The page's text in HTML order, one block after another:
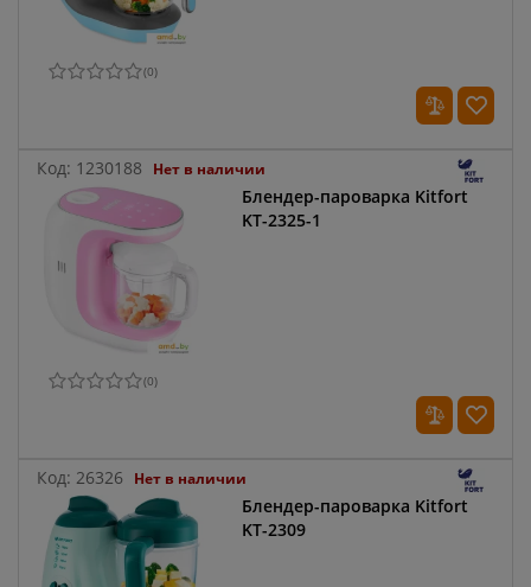
(0)
Код: 1230188 Нет в наличии
Блендер-пароварка Kitfort
KT-2325-1
(0)
Код: 26326 Нет в наличии
Блендер-пароварка Kitfort
KT-2309